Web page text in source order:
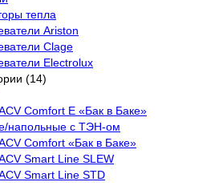
тепла
Ariston
Clage
Electrolux
(14)
Comfort E «Бак в Баке»
напольные c ТЭН-ом
Comfort «Бак в Баке»
Smart Line SLEW
Smart Line STD